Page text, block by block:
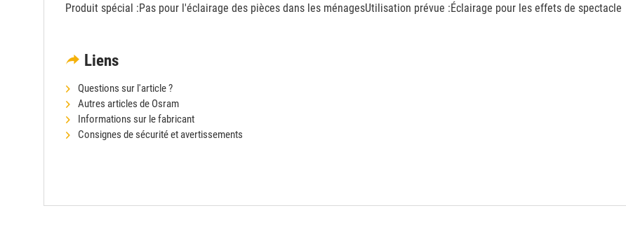
Produit spécial :Pas pour l'éclairage des pièces dans les ménagesUtilisation prévue :Éclairage pour les effets de spectacle
Liens
Questions sur l'article ?
Autres articles de Osram
Informations sur le fabricant
Consignes de sécurité et avertissements